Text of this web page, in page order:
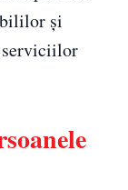
și
serviciilor